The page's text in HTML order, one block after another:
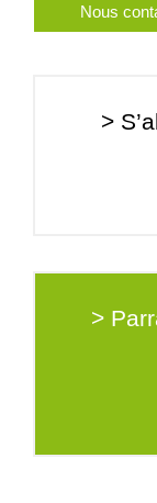
Nous
>
>